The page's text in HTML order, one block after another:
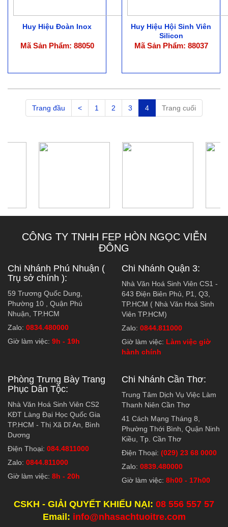
Huy Hiệu Đoàn Inox
Mã Sản Phẩm: 88050
Huy Hiệu Hội Sinh Viên
Silicon
Mã Sản Phẩm: 88037
Trang đầu < 1 2 3 4 Trang cuối
CÔNG TY TNHH FEP HÒN NGỌC VIỄN
ĐÔNG
Chi Nhánh Phú Nhuận (
Trụ sở chính ):
59 Trương Quốc Dung,
Phường 10 , Quận Phú
Nhuận, TP.HCM
Zalo: 0834.480000
Giờ làm việc: 9h - 19h
Chi Nhánh Quận 3:
Nhà Văn Hoá Sinh Viên CS1 -
643 Điện Biên Phủ, P1, Q3,
TP.HCM ( Nhà Văn Hoá Sinh
Viên TP.HCM)
Zalo: 0844.811000
Giờ làm việc: Làm việc giờ
hành chính
Phòng Trưng Bày Trang
Phục Dân Tộc:
Nhà Văn Hoá Sinh Viên CS2
KĐT Làng Đại Học Quốc Gia
TP.HCM - Thị Xã Dĩ An, Bình
Dương
Điện Thoại: 084.4811000
Zalo: 0844.811000
Giờ làm việc: 8h - 20h
Chi Nhánh Cần Thơ:
Trung Tâm Dịch Vụ Việc Làm
Thanh Niên Cần Thơ
41 Cách Mạng Tháng 8,
Phường Thới Bình, Quận Ninh
Kiều, Tp. Cần Thơ
Điện Thoại: (029) 23 68 0000
Zalo: 0839.480000
Giờ làm việc: 8h00 - 17h00
CSKH - GIẢI QUYẾT KHIẾU NẠI: 08 556 557 57
Email: info@nhasachtuoitre.com